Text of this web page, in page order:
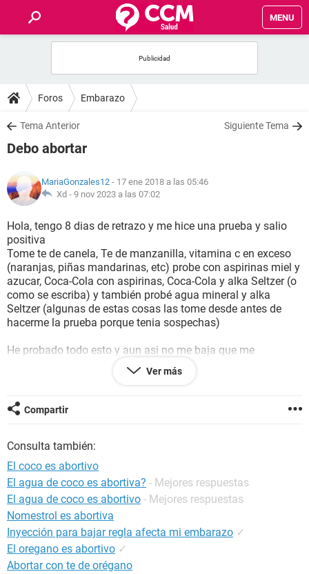
MENU
FOROS
SALUD
NUTRICIÓN
BIENESTAR
SEXUALIDAD
GLOSARIO
Foros Embarazo
Tema Anterior Siguiente Tema
Debo abortar
MariaGonzales12 - 17 ene 2018 a las 05:46
Xd - 9 nov 2023 a las 07:02
Hola, tengo 8 dias de retrazo y me hice una prueba y salio
positiva
Tome te de canela, Te de manzanilla, vitamina c en exceso
(naranjas, piñas mandarinas, etc) probe con aspirinas miel y
azucar, Coca-Cola con aspirinas, Coca-Cola y alka Seltzer (o
como se escriba) y también probé agua mineral y alka
Seltzer (algunas de estas cosas las tome desde antes de
hacerme la prueba porque tenia sospechas)
He probado todo esto y aun asi no me baja que me
aconsejan, realmente no puedo traer a un bebe al mundo
pues la persona con quien yo engendre al bebe ya no esta en
decirme cosas como *yo no puedo tener un bebe* *yo si me
hice cargo y soy una niña* *un bebe es una bendicion pensa
llegue a esta conclusion si van a decirme cosas por el estilo
eviten opinar por favor
De antemano muchas gracias a las personas que me
ayuden
Ver más
Compartir
Consulta también:
El coco es abortivo
El agua de coco es abortiva? - Mejores respuestas
El agua de coco es abortivo - Mejores respuestas
Nomestrol es abortiva
Inyección para bajar regla afecta mi embarazo ✓
El oregano es abortivo ✓
Abortar con te de orégano